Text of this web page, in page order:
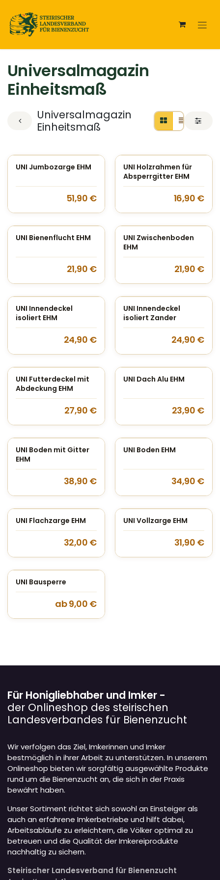
Universalmagazin
Einheitsmaß
Universalmagazin
Einheitsmaß
UNI Jumbozarge EHM
51,90 €
UNI Holzrahmen für
Absperrgitter EHM
16,90 €
UNI Bienenflucht EHM
21,90 €
UNI Zwischenboden
EHM
21,90 €
UNI Innendeckel
isoliert EHM
24,90 €
UNI Innendeckel
isoliert Zander
24,90 €
UNI Futterdeckel mit
Abdeckung EHM
27,90 €
UNI Dach Alu EHM
23,90 €
UNI Boden mit Gitter
EHM
38,90 €
UNI Boden EHM
34,90 €
UNI Flachzarge EHM
32,00 €
UNI Vollzarge EHM
31,90 €
UNI Bausperre
ab9,00 €
Für Honigliebhaber und Imker -
der Onlineshop des steirischen
Landesverbandes für Bienenzucht
Wir verfolgen das Ziel, Imkerinnen und Imker
bestmöglich in ihrer Arbeit zu unterstützen. In unserem
Onlineshop bieten wir sorgfältig ausgewählte Produkte
rund um die Bienenzucht an, die sich in der Praxis
bewährt haben.
Unser Sortiment richtet sich sowohl an Einsteiger als
auch an erfahrene Imkerbetriebe und hilft dabei,
Arbeitsabläufe zu erleichtern, die Völker optimal zu
betreuen und die Qualität der Imkereiprodukte
nachhaltig zu sichern.
Steirischer Landesverband für Bienenzucht